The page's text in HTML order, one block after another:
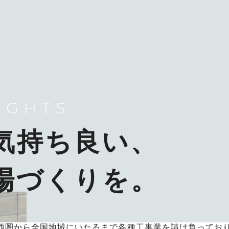
ち良い、
くりを。
圏から全国地域にいたるまで各種工事業を請け負ってお